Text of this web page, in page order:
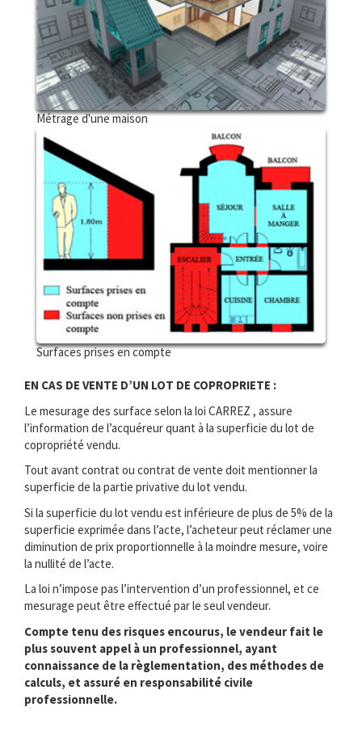
Métrage d'une maison
Surfaces prises en compte
EN CAS DE VENTE D’UN LOT DE COPROPRIETE :
Le mesurage des surface selon la loi CARREZ , assure
l’information de l’acquéreur quant à la superficie du lot de
copropriété vendu.
Tout avant contrat ou contrat de vente doit mentionner la
superficie de la partie privative du lot vendu.
Si la superficie du lot vendu est inférieure de plus de 5% de la
superficie exprimée dans l’acte, l’acheteur peut réclamer une
diminution de prix proportionnelle à la moindre mesure, voire
la nullité de l’acte.
La loi n’impose pas l’intervention d’un professionnel, et ce
mesurage peut être effectué par le seul vendeur.
Compte tenu des risques encourus, le vendeur fait le
plus souvent appel à un professionnel, ayant
connaissance de la règlementation, des méthodes de
calculs, et assuré en responsabilité civile
professionnelle.